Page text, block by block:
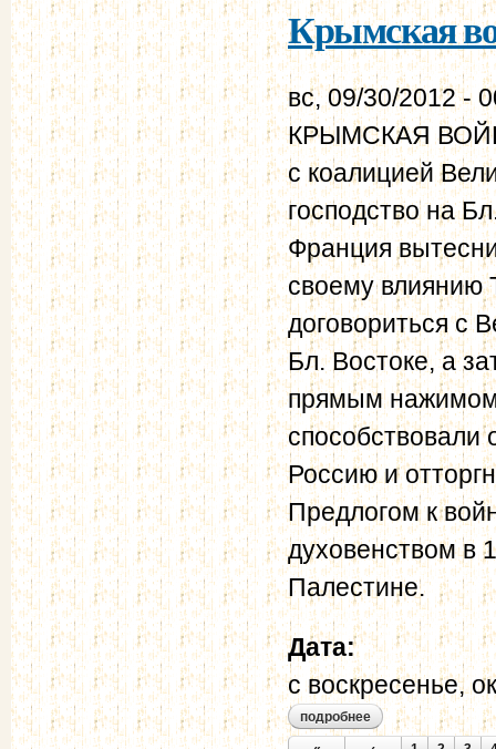
Крымская
вс, 09/30/2012 -
КРЫМСКАЯ
с коалицией
господство на
Франция
своему влиянию
договориться с
Бл. Востоке, а
прямым
способствовали
Россию и
Предлогом к
духовенством в
Палестине.
Дата:
своскресенье,
подробнее о крымская война